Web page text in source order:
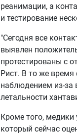
реанимации, а
и тестирование
"Сегодня все
выявлен
протестированы с
Рист. В то же время
наблюдением из-за
летальности
Кроме того,
который сейчас